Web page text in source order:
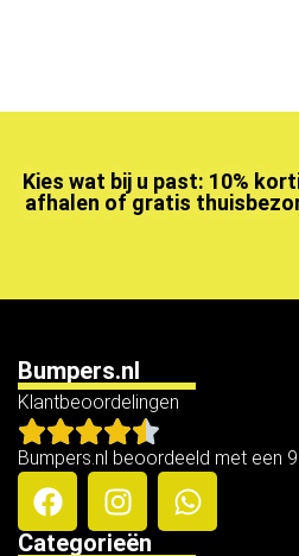
Kies wat bij u past: 10%
afhalen of gratis
Bumpers.nl
Klantbeoordelingen
Bumpers.nl beoordeeld met een
Categorieën